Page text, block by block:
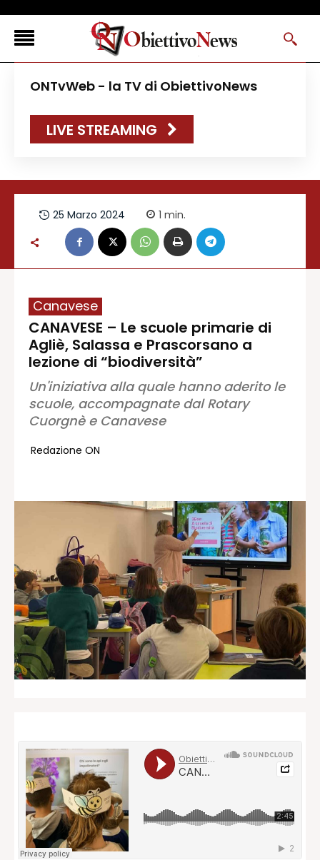
FLASH NEWS
NEWS DAL RESTO D’ITALIA
CANAVESELOCAL
PROMOREDAZIONALI
ONSTYLE MAGAZINE
Redazione
Contatti
Lavora con noi
Pubblicità
Autoregolamentazione per la
Pubblicitá Elettorale 2026
Condizioni di utilizzo
Normativa sul fact-checking
Normativa sulle correzioni
Normativa deontologica
ONTvWeb - la TV di ObiettivoNews
LIVE STREAMING
25 Marzo 2024 1 min.
Canavese
CANAVESE – Le scuole primarie di
Agliè, Salassa e Prascorsano a
lezione di “biodiversità”
Un'iniziativa alla quale hanno aderito le
scuole, accompagnate dal Rotary
Cuorgnè e Canavese
Redazione ON